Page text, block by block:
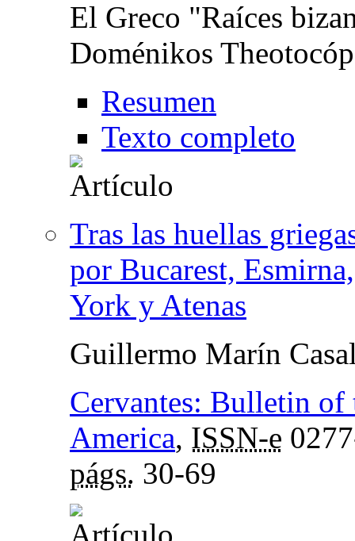
El Greco "Raíces
Doménikos
Resumen
Texto completo
Tras las huellas
por Bucarest,
York y Atenas
Guillermo Marín
Cervantes: Bulletin of
America, ISSN-e
págs. 30-69